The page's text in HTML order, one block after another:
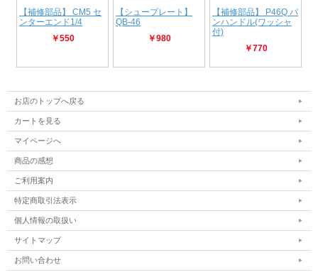
お店のトップへ戻る
カートを見る
マイページへ
商品の感想
ご利用案内
特定商取引法表示
個人情報の取扱い
サイトマップ
お問い合わせ